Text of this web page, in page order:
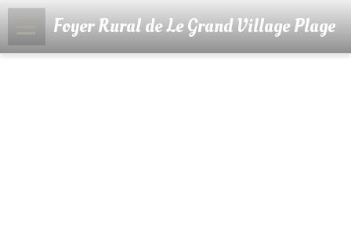
Foyer Rural de Le Grand Village Plage